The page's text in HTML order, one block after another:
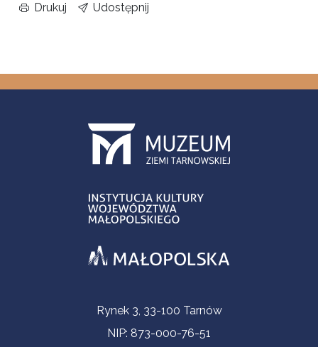
Drukuj Udostępnij
Informacje kontaktoweRynek 3, 33-100 Tarnów
NIP: 873-000-76-51